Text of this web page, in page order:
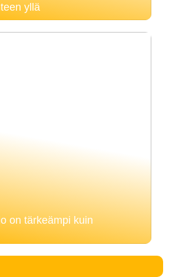
yllä
on tärkeämpi kuin